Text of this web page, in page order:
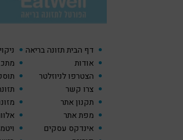
דף הבית תזונה בריאה
אודות
הצטרפו לניוזלטר
צרו קשר
תקנון אתר
מפת אתר
אינדקס עסקים